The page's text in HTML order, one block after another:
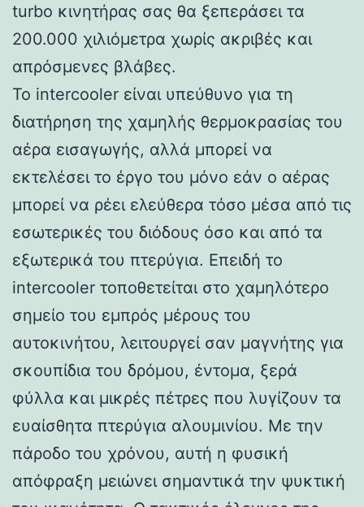
turbo κινητήρας σας θα ξεπεράσει τα
200.000 χιλιόμετρα χωρίς ακριβές και
απρόσμενες βλάβες.
Το intercooler είναι υπεύθυνο για τη
διατήρηση της χαμηλής θερμοκρασίας του
αέρα εισαγωγής, αλλά μπορεί να
εκτελέσει το έργο του μόνο εάν ο αέρας
μπορεί να ρέει ελεύθερα τόσο μέσα από τις
εσωτερικές του διόδους όσο και από τα
εξωτερικά του πτερύγια. Επειδή το
intercooler τοποθετείται στο χαμηλότερο
σημείο του εμπρός μέρους του
αυτοκινήτου, λειτουργεί σαν μαγνήτης για
σκουπίδια του δρόμου, έντομα, ξερά
φύλλα και μικρές πέτρες που λυγίζουν τα
ευαίσθητα πτερύγια αλουμινίου. Με την
πάροδο του χρόνου, αυτή η φυσική
απόφραξη μειώνει σημαντικά την ψυκτική